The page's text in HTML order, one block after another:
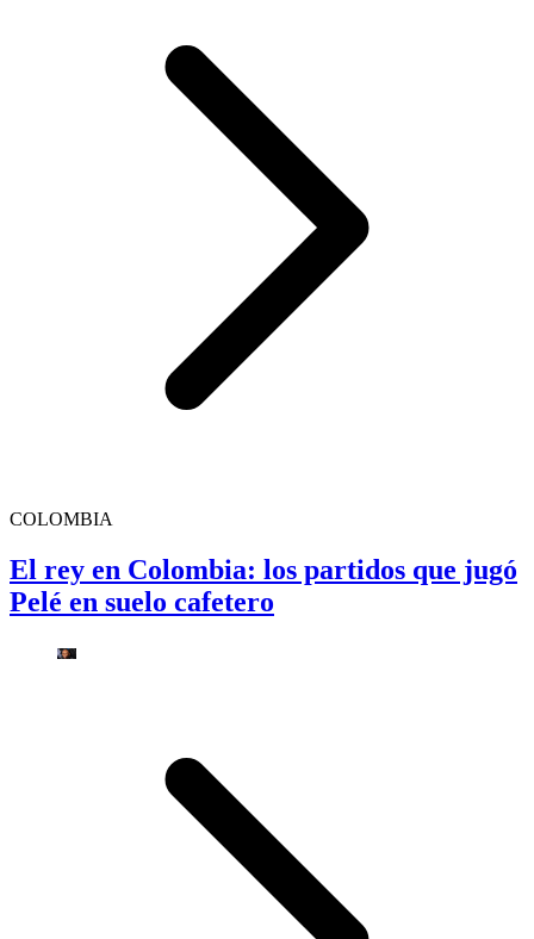
COLOMBIA
El rey en Colombia: los partidos que jugó
Pelé en suelo cafetero